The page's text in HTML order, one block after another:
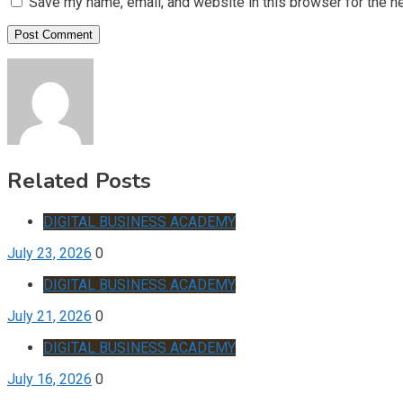
Related Posts
DIGITAL BUSINESS ACADEMY
July 23, 2026 0
DIGITAL BUSINESS ACADEMY
July 21, 2026 0
DIGITAL BUSINESS ACADEMY
July 16, 2026 0